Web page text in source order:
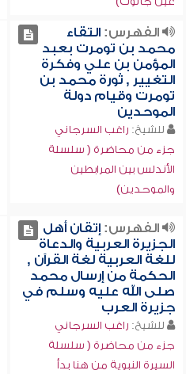
الفهرس:التقاء
محمد بن تومرت بعبد
المؤمن بن علي وفكرة
التغيير , ثورة محمد بن
تومرت وقيام دولة
الموحدين
للشيخ: راغب السرجاني
جزء من محاضرة ( سلسلة
الأندلس بين المرابطين
والموحدين)
الفهرس:إتقان أهل
الجزيرة العربية والدعاة
للغة العربية لغة القرآن ,
الحكمة من إرسال محمد
صلى الله عليه وسلم في
جزيرة العرب
للشيخ: راغب السرجاني
جزء من محاضرة ( سلسلة
السيرة النبوية من هنا بدأ